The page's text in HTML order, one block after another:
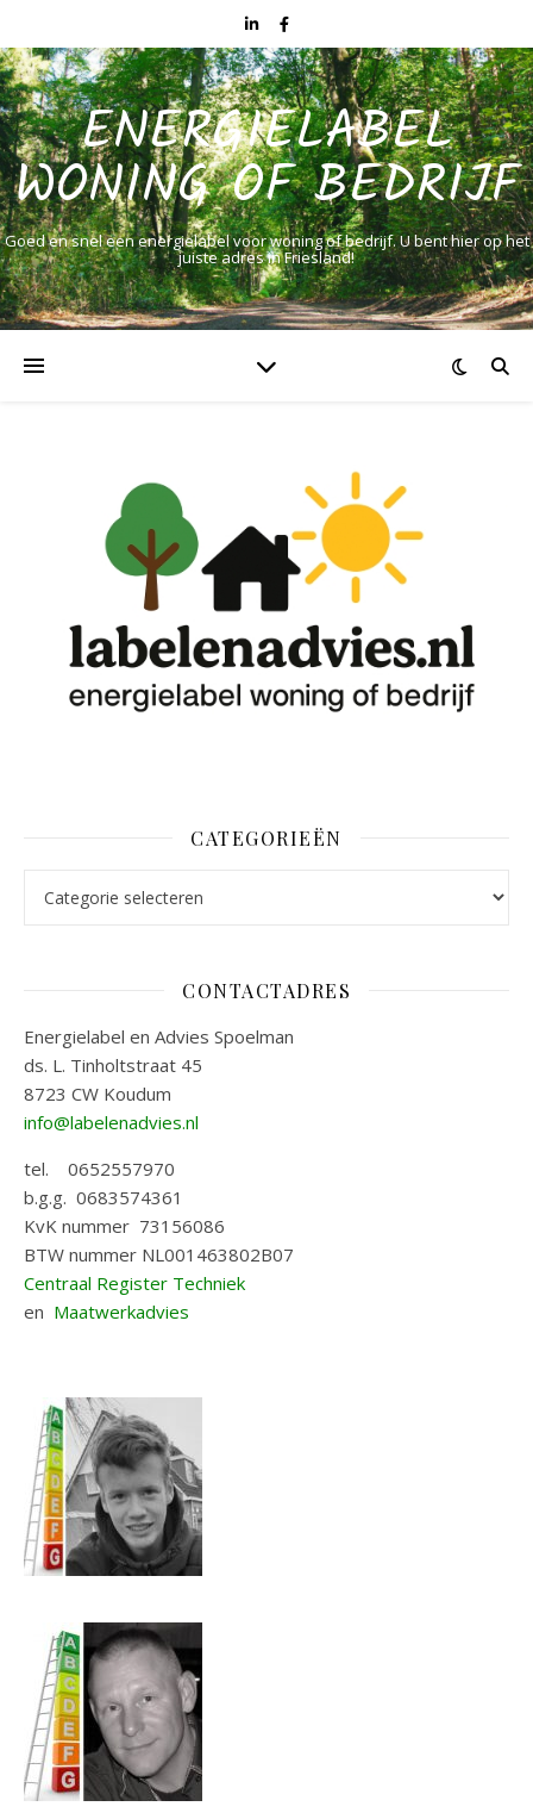
ENERGIELABEL
WONING OF BEDRIJF
Goed en snel een energielabel voor woning of bedrijf. U bent hier op het
juiste adres in Friesland!
CATEGORIEËN
CONTACTADRES
Energielabel en Advies Spoelman
ds. L. Tinholtstraat 45
8723 CW Koudum
info@labelenadvies.nl
tel. 0652557970
b.g.g. 0683574361
KvK nummer 73156086
BTW nummer NL001463802B07
Centraal Register Techniek
en Maatwerkadvies